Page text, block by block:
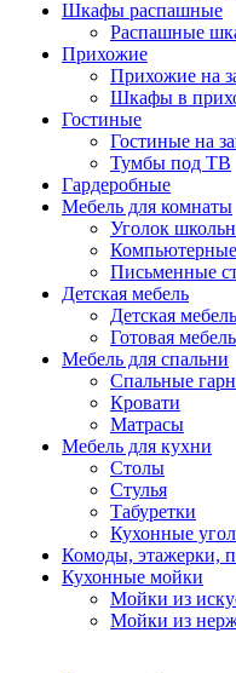
Шкафы распашные
Распашные
Прихожие
Прихожие на
Шкафы в
Гостиные
Гостиные на
Тумбы под ТВ
Гардеробные
Мебель для комнаты
Уголок
Письменные
Детская мебель
Детская
Готовая
Мебель для спальни
Спальные
Кровати
Матрасы
Мебель для кухни
Столы
Стулья
Табуретки
Кухонные
Комоды, этажерки,
Кухонные мойки
Мойки из
Мойки из